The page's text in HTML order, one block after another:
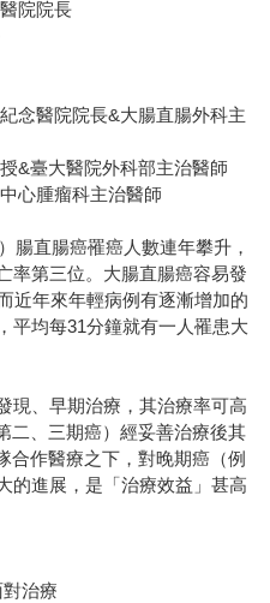
院院長
念醫院院長&大腸直腸外科主
&臺大醫院外科部主治醫師
心腫瘤科主治醫師
腸直腸癌罹癌人數連年攀升，
率第三位。大腸直腸癌容易發
近年來年輕病例有逐漸增加的
平均每31分鐘就有一人罹患大
現、早期治療，其治療率可高
二、三期癌）經妥善治療後其
合作醫療之下，對晚期癌（例
的進展，是「治療效益」甚高
治療